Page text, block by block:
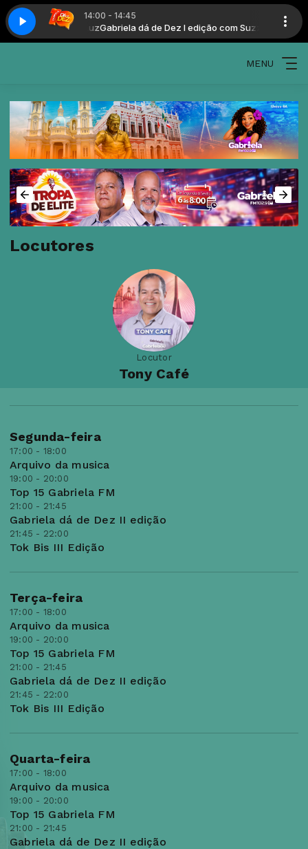
14:00 - 14:45
com Suzzy LuzGabriela dá de Dez I edição com Suzzy Luz
MENU
Locutores
Locutor
Tony Café
Segunda-feira
17:00 - 18:00
Arquivo da musica
19:00 - 20:00
Top 15 Gabriela FM
21:00 - 21:45
Gabriela dá de Dez II edição
21:45 - 22:00
Tok Bis III Edição
Terça-feira
17:00 - 18:00
Arquivo da musica
19:00 - 20:00
Top 15 Gabriela FM
21:00 - 21:45
Gabriela dá de Dez II edição
21:45 - 22:00
Tok Bis III Edição
Quarta-feira
17:00 - 18:00
Arquivo da musica
19:00 - 20:00
Top 15 Gabriela FM
21:00 - 21:45
Gabriela dá de Dez II edição